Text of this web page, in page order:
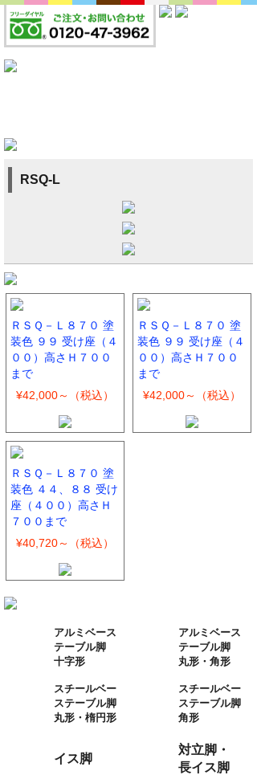
RSQ-L
ＲＳＱ－Ｌ８７０ 塗
装色 ９９ 受け座（４
００）高さＨ７００
まで
¥42,000～（税込）
ＲＳＱ－Ｌ８７０ 塗
装色 ９９ 受け座（４
００）高さＨ７００
まで
¥42,000～（税込）
ＲＳＱ－Ｌ８７０ 塗
装色 ４４、８８ 受け
座（４００）高さＨ
７００まで
¥40,720～（税込）
アルミベース
テーブル脚
十字形
アルミベース
テーブル脚
丸形・角形
スチールベー
ステーブル脚
丸形・楕円形
スチールベー
ステーブル脚
角形
イス脚
対立脚・
長イス脚